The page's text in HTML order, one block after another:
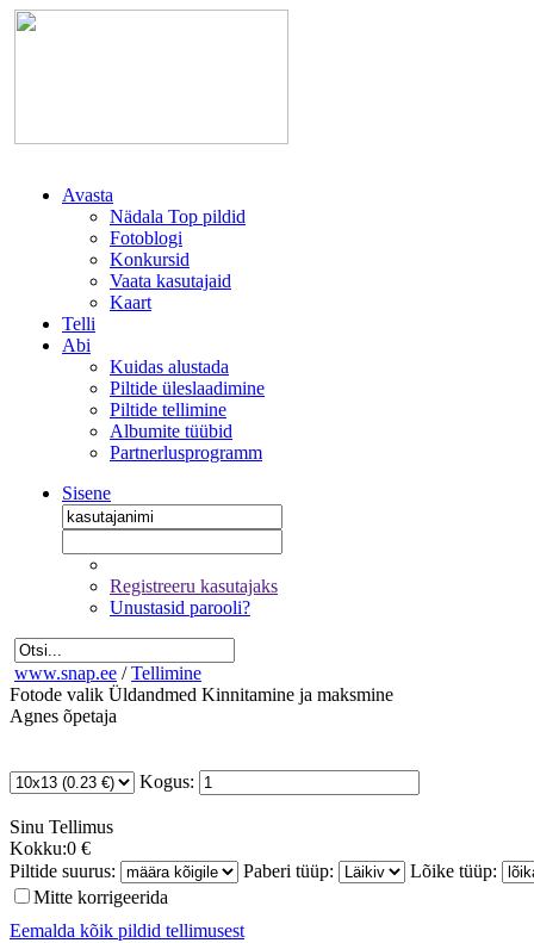
Avasta
Nädala Top pildid
Fotoblogi
Konkursid
Vaata kasutajaid
Kaart
Telli
Abi
Kuidas alustada
Piltide üleslaadimine
Piltide tellimine
Albumite tüübid
Partnerlusprogramm
Sisene
Registreeru kasutajaks
Unustasid parooli?
www.snap.ee / Tellimine
Fotode valik Üldandmed Kinnitamine ja maksmine
Agnes õpetaja
Kogus:
Sinu Tellimus
Kokku:0 €
Piltide suurus:
Paberi tüüp:
Lõike tüüp:
Mitte korrigeerida
Eemalda kõik pildid tellimusest